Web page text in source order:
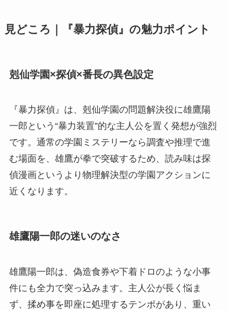
見どころ｜『暴力探偵』の魅力ポイント
剋仙学園×探偵×番長の異色設定
『暴力探偵』は、剋仙学園の問題解決役に雄鷹陽
一郎という“暴力装置”的な主人公を置く発想が強烈
です。通常の学園ミステリーなら調査や推理で進
む場面を、雄鷹が拳で突破するため、読み味は探
偵漫画というより物理解決型の学園アクションに
近くなります。
雄鷹陽一郎の迷いのなさ
雄鷹陽一郎は、偽造食券や下着ドロのような小事
件にも全力で突っ込みます。主人公が長く悩ま
ず、揉め事を即座に処理するテンポがあり、重い